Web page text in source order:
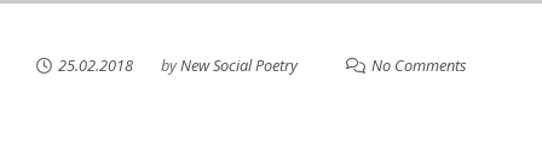
25.02.2018 byNew Social Poetry No Comments